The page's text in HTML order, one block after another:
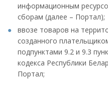
информационным
сборам (далее – Портал);
ввозе товаров на
созданного
подпунктами 9.2 и 9.3
кодекса Республики
Портал;